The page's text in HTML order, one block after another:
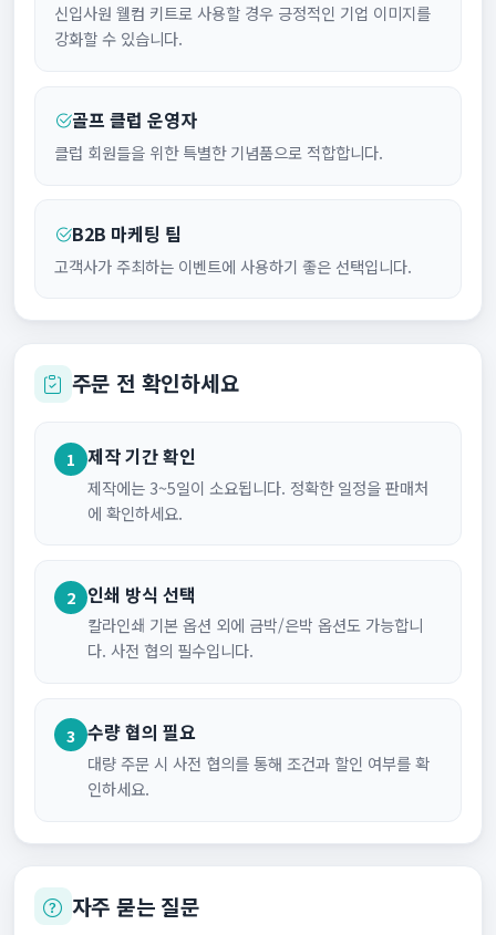
신입사원 웰컴 키트로 사용할 경우 긍정적인 기업 이미지를
강화할 수 있습니다.
골프 클럽 운영자
클럽 회원들을 위한 특별한 기념품으로 적합합니다.
B2B 마케팅 팀
고객사가 주최하는 이벤트에 사용하기 좋은 선택입니다.
주문 전 확인하세요
1 제작 기간 확인
제작에는 3~5일이 소요됩니다. 정확한 일정을 판매처
에 확인하세요.
2 인쇄 방식 선택
칼라인쇄 기본 옵션 외에 금박/은박 옵션도 가능합니
다. 사전 협의 필수입니다.
3 수량 협의 필요
대량 주문 시 사전 협의를 통해 조건과 할인 여부를 확
인하세요.
자주 묻는 질문